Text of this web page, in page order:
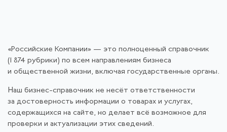
«Российские Компании» — это полноценный справочник
(1 874 рубрики) по всем направлениям бизнеса
и общественной жизни, включая государственные органы.
Наш бизнес-справочник не несёт ответственности
за достоверность информации о товарах и услугах,
содержащихся на сайте, но делает всё возможное для
проверки и актуализации этих сведений.